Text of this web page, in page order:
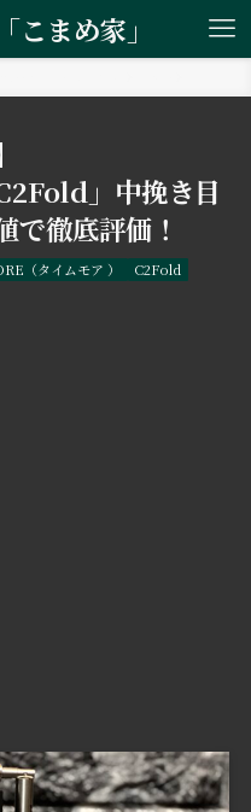
こまめ家」
」中挽き目
で徹底評価！
（タイムモア ）
C2Fold